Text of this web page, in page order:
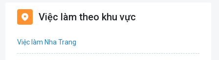
Bất động sản
Việc làm theo khu vực
Việc làm Nha Trang